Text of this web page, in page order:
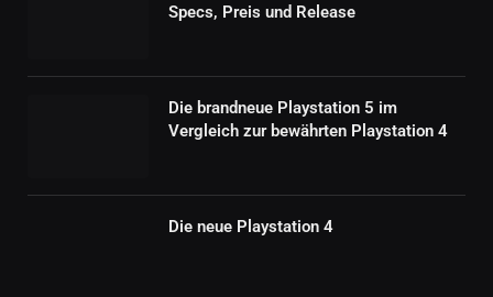
Specs, Preis und Release
Die brandneue Playstation 5 im
Vergleich zur bewährten Playstation 4
Die neue Playstation 4